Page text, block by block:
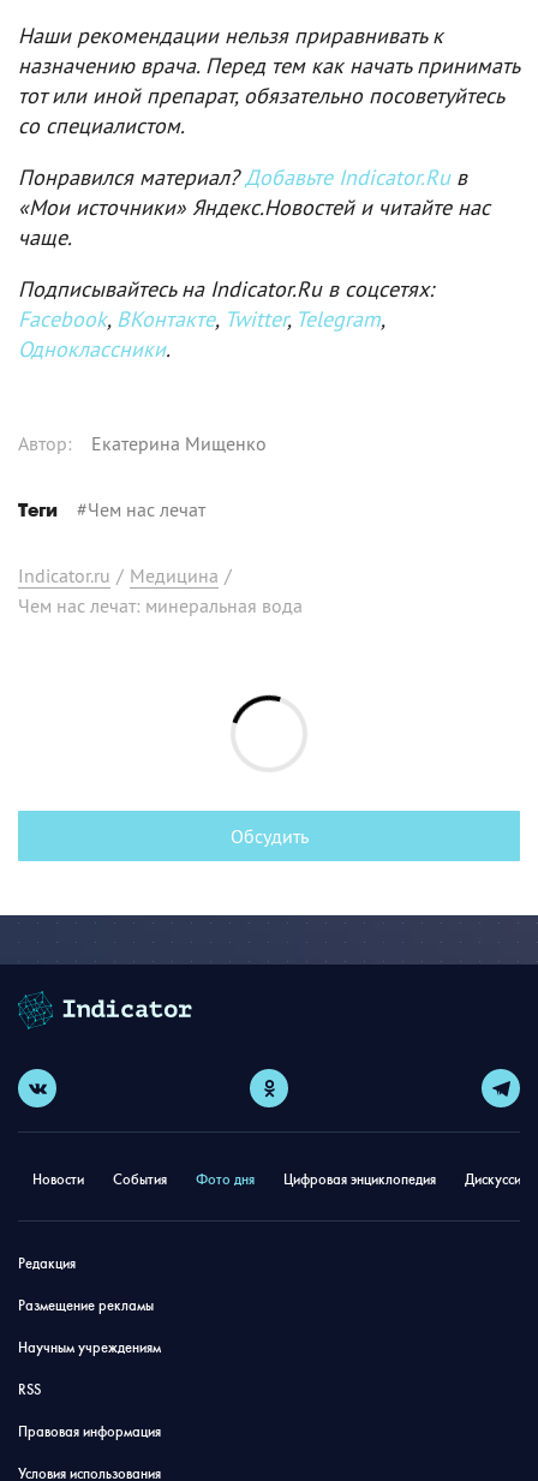
Наши рекомендации нельзя приравнивать к
назначению врача. Перед тем как начать принимать
тот или иной препарат, обязательно посоветуйтесь
со специалистом.
Понравился материал?Добавьте Indicator.Ruв
«Мои источники» Яндекс.Новостей и читайте нас
чаще.
Подписывайтесь на Indicator.Ru в соцсетях:
Facebook, ВКонтакте, Twitter, Telegram,
Одноклассники.
Автор: Екатерина Мищенко
Теги #Чем нас лечат
Indicator.ru / Медицина /
Чем нас лечат: минеральная вода
Обсудить
Новости События Фото дня Цифровая энциклопедия
Редакция
Размещение рекламы
Научным учреждениям
RSS
Правовая информация
Условия использования